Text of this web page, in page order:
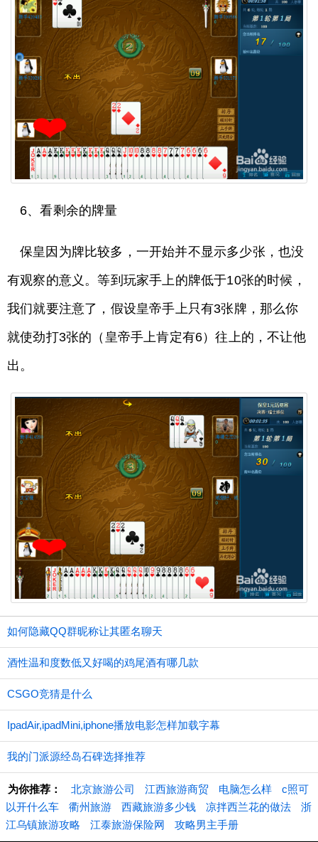
6、看剩余的牌量
保皇因为牌比较多，一开始并不显示多少张，也没
有观察的意义。等到玩家手上的牌低于10张的时候，
我们就要注意了，假设皇帝手上只有3张牌，那么你
就使劲打3张的（皇帝手上肯定有6）往上的，不让他
出。
如何隐藏QQ群昵称让其匿名聊天
酒性温和度数低又好喝的鸡尾酒有哪几款
CSGO竞猜是什么
IpadAir,ipadMini,iphone播放电影怎样加载字幕
我的门派源经岛石碑选择推荐
为你推荐： 北京旅游公司 江西旅游商贸 电脑怎么样
c照可
以开什么车
衢州旅游 西藏旅游多少钱 凉拌西兰花的做法
浙
江乌镇旅游攻略
江泰旅游保险网 攻略男主手册